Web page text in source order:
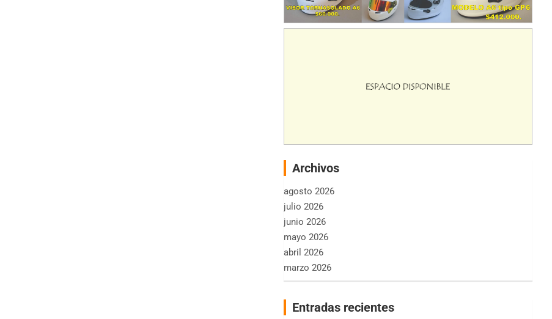
Archivos
agosto 2026
julio 2026
junio 2026
mayo 2026
abril 2026
marzo 2026
Entradas recientes